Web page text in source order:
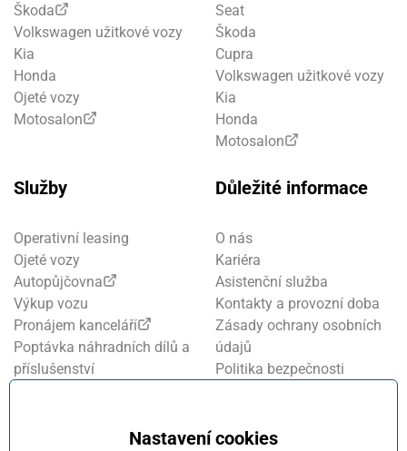
Nastavení cookies
Škoda
Volkswagen užitkové vozy
Kia
Honda
Ojeté vozy
Motosalon
Seat
Škoda
Cupra
Volkswagen užitkové vozy
Kia
Honda
Motosalon
Služby
Operativní leasing
Ojeté vozy
Autopůjčovna
Výkup vozu
Pronájem kanceláří
Poptávka náhradních dílů a
příslušenství
Důležité informace
O nás
Kariéra
Asistenční služba
Kontakty a provozní doba
Zásady ochrany osobních
údajů
Politika bezpečnosti
Oznamovací systém